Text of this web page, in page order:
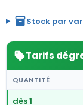
inventory_2Stock par
sellTarifs
QUANTITÉ
dès 1